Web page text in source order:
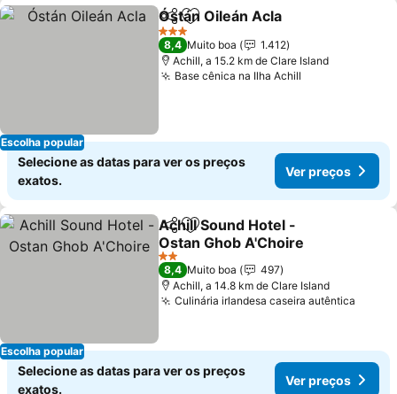
Escolha popular
PartilharAdicionar aos favoritos
Óstán Oileán Acla
3 Estrelas
8,4 Muito boa
1.412
Achill, a 15.2 km de Clare Island
Base cênica na Ilha Achill
Selecione as datas para ver os preços
exatos.
Ver preços
Escolha popular
PartilharAdicionar aos favoritos
Achill Sound Hotel -
Ostan Ghob A'Choire
Ver preços
2 Estrelas
8,4 Muito boa
497
Achill, a 14.8 km de Clare Island
Culinária irlandesa caseira autêntica
Selecione as datas para ver os preços
exatos.
Ver preços